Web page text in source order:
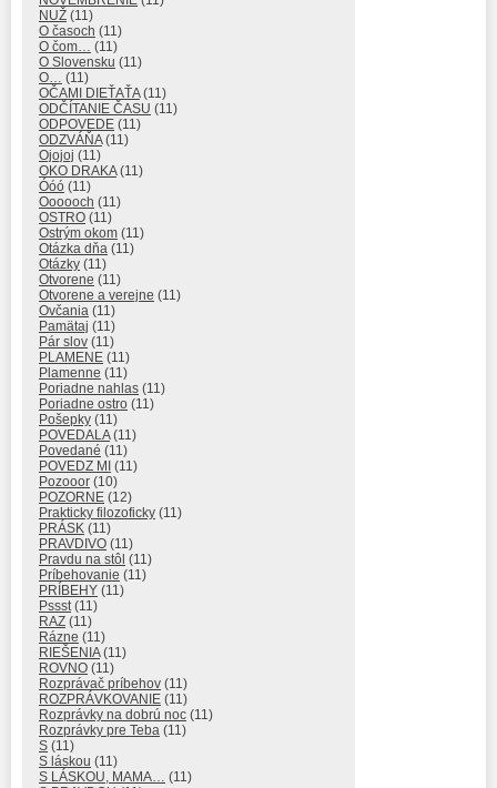
NUŽ (11)
O časoch (11)
O čom…
(11)
O Slovensku (11)
O…
(11)
OČAMI DIEŤAŤA(11)
ODČÍTANIE ČASU (11)
ODPOVEDE (11)
ODZVÁŇA(11)
Ojojoj (11)
OKO DRAKA(11)
Óóó (11)
Oooooch (11)
OSTRO (11)
Ostrým okom (11)
Otázka dňa (11)
Otázky (11)
Otvorene (11)
Otvorene a verejne (11)
Ovčania (11)
Pamätaj (11)
Pár slov (11)
PLAMENE (11)
Plamenne (11)
Poriadne nahlas (11)
Poriadne ostro (11)
Pošepky (11)
POVEDALA(11)
Povedané (11)
POVEDZ MI (11)
Pozooor (10)
POZORNE (12)
Prakticky filozoficky (11)
PRÁSK (11)
PRAVDIVO (11)
Pravdu na stôl (11)
Príbehovanie (11)
PRÍBEHY (11)
Pssst (11)
RAZ (11)
Rázne (11)
RIEŠENIA(11)
ROVNO (11)
Rozprávač príbehov (11)
ROZPRÁVKOVANIE (11)
Rozprávky na dobrú noc (11)
Rozprávky pre Teba (11)
S (11)
S láskou (11)
S LÁSKOU, MAMA…
(11)